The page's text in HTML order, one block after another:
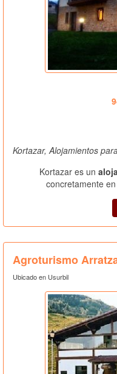
Kortazar, Alojamientos
Kortazar es un
concretamente
Agroturismo
Ubicado en Usurbil